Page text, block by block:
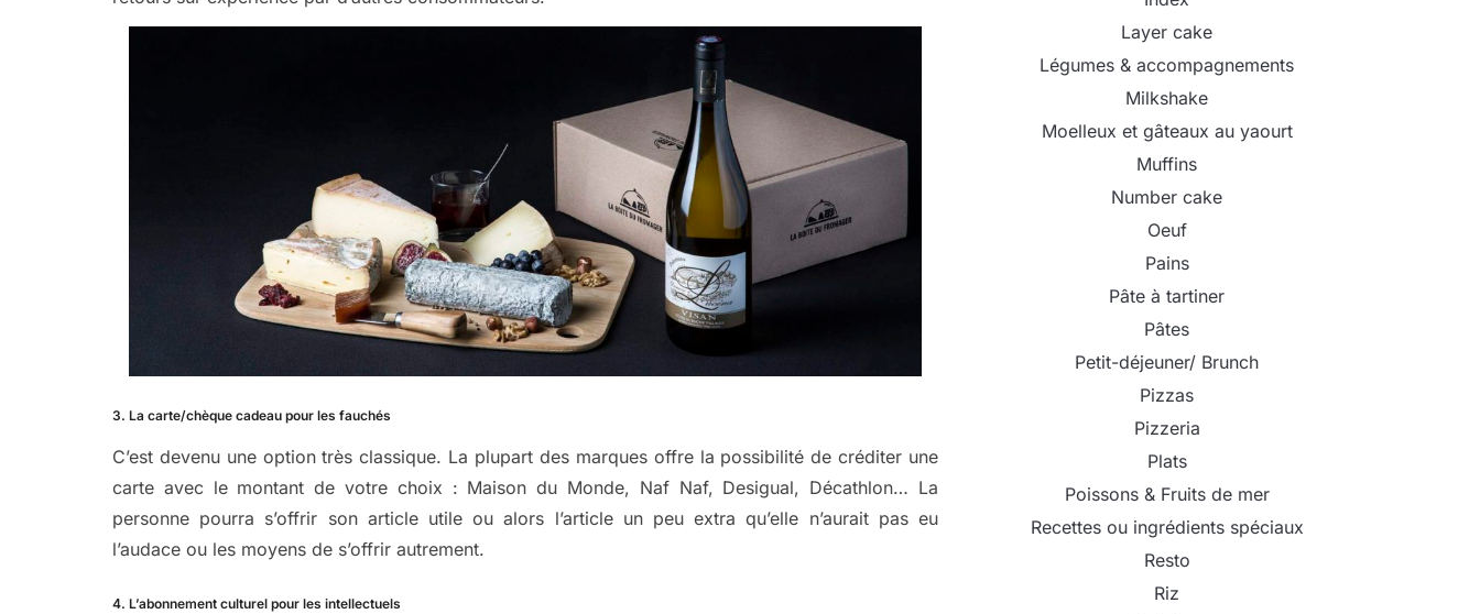
3. La carte/chèque cadeau pour les fauchés
C’est devenu une option très classique. La plupart des marques offre la possibilité de créditer une
carte avec le montant de votre choix : Maison du Monde, Naf Naf, Desigual, Décathlon… La
personne pourra s’offrir son article utile ou alors l’article un peu extra qu’elle n’aurait pas eu
l’audace ou les moyens de s’offrir autrement.
4. L’abonnement culturel pour les intellectuels
Layer cake
Légumes & accompagnements
Milkshake
Moelleux et gâteaux au yaourt
Muffins
Number cake
Oeuf
Pains
Pâte à tartiner
Pâtes
Petit-déjeuner/ Brunch
Pizzas
Pizzeria
Plats
Poissons & Fruits de mer
Recettes ou ingrédients spéciaux
Resto
Riz